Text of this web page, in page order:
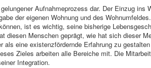
Aufnahmeprozess dar. Der Einzug ins
der eigenen Wohnung und des
ist es wichtig, seine bisherige
diesen Menschen geprägt, wie hat sich dieser
eine existenzfördernde Erfahrung zu
Zieles arbeiten alle Bereiche mit. Die
Integration.